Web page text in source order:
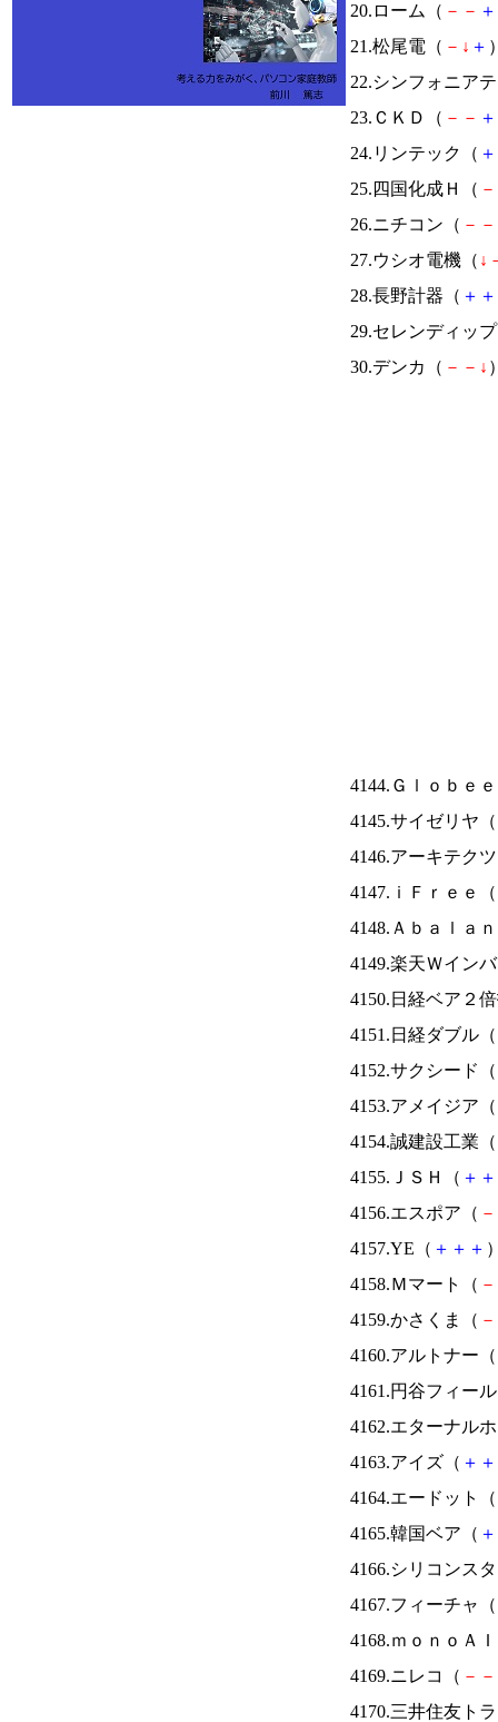
20.ローム（ － － ＋
21.松尾電（ － ↓ ＋
22.シンフォニア
23.ＣＫＤ（ － － ＋
24.リンテック（ ＋
25.四国化成Ｈ（ －
26.ニチコン（ － －
27.ウシオ電機（ ↓
28.長野計器（ ＋ ＋
29.セレンディッ
30.デンカ（ － － ↓
4144.Ｇｌｏｂｅ
4145.サイゼリヤ（
4146.アーキテク
4147.ｉＦｒｅｅ（
4148.Ａｂａｌａ
4149.楽天Ｗイン
4150.日経ベア２
4151.日経ダブル（
4152.サクシード（
4153.アメイジア（
4154.誠建設工業（
4155.ＪＳＨ（ ＋ ＋
4156.エスポア（ －
4157.YE（ ＋ ＋ ＋
4158.Ｍマート（ －
4159.かさくま（ －
4160.アルトナー（
4161.円谷フィー
4162.エターナル
4163.アイズ（ ＋ ＋
4164.エードット（
4165.韓国ベア（ ＋
4166.シリコンス
4167.フィーチャ（
4168.ｍｏｎｏＡ
4169.ニレコ（ － －
4170.三井住友ト